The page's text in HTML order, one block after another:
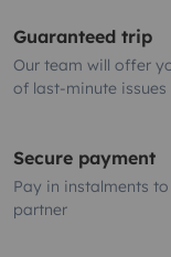
Guaranteed trip
Our team will offer
of last-minute issues
Secure payment
Pay in instalments
partner